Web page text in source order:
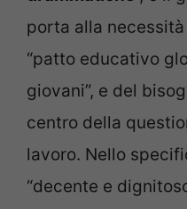
porta alla
“patto educativo
giovani”, e del
centro della
lavoro. Nello
“decente e